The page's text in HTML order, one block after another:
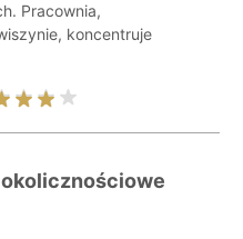
Pracownia,
koncentruje